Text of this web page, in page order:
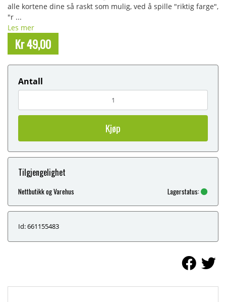
alle kortene dine så raskt som mulig, ved å spille "riktig farge",
"r ...
Les mer
Kr 49,00
Antall
Kjøp
Tilgjengelighet
Nettbutikk og Varehus Lagerstatus:
Id: 661155483